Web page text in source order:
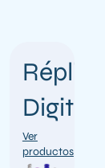
Digital
Ver
productos